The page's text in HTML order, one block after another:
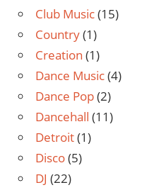
Club Music(15)
Country(1)
Creation (1)
Dance Music(4)
Dance Pop(2)
Dancehall (11)
Detroit(1)
Disco(5)
DJ (22)